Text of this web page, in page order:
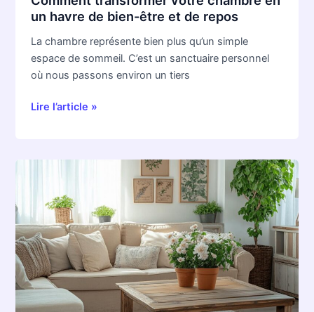
un havre de bien-être et de repos
La chambre représente bien plus qu’un simple
espace de sommeil. C’est un sanctuaire personnel
où nous passons environ un tiers
Lire l’article »
intérieur
avec
des
projets
DIY
créatifs
et